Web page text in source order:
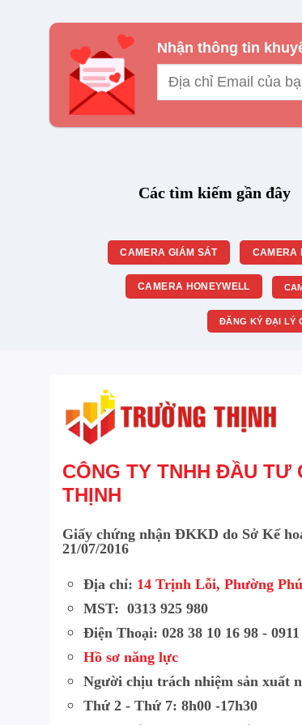
mạng được kết nối để điều chỉnh mức
Đây là một giải pháp win-win bạn vừa
đơn tiền điện hàng tháng.
Công
Khả năng tương thích
Một trong những lý do khiến TL-
Bạn không cần phải là một chuyên gia
Nhận thông tin
Các tìm kiếm gần đây
CAMERA GIÁM SÁT CAMERA
CAMERA HONEYWELL
ĐĂNG KÝ ĐẠI LÝ
CÔNG TY TNHH ĐẦU TƯ
THỊNH
Giấy chứng nhận ĐKKD do Sở Kế
21/07/2016
Địa chỉ: 14 Trịnh Lỗi, Phường
MST: 0313 925 980
Điện Thoại: 028 38 10 16 98 - 0911
Hồ sơ năng lực
Người chịu trách nhiệm sản xuất
Thứ 2 - Thứ 7: 8h00 -17h30